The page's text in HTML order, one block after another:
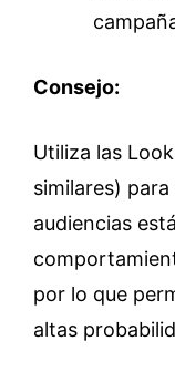
Consejo:
Utiliza las
similares)
audiencias
por lo que
altas